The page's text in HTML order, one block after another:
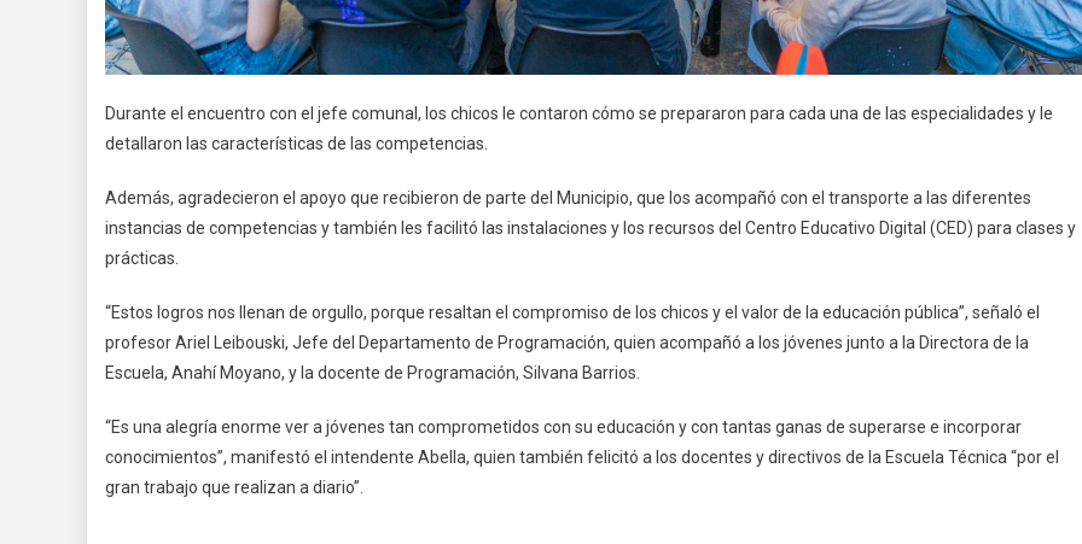
Durante el encuentro con el jefe comunal, los chicos le contaron cómo se prepararon para cada una de las especialidades y le
detallaron las características de las competencias.
Además, agradecieron el apoyo que recibieron de parte del Municipio, que los acompañó con el transporte a las diferentes
instancias de competencias y también les facilitó las instalaciones y los recursos del Centro Educativo Digital (CED) para clases y
prácticas.
“Estos logros nos llenan de orgullo, porque resaltan el compromiso de los chicos y el valor de la educación pública”, señaló el
profesor Ariel Leibouski, Jefe del Departamento de Programación, quien acompañó a los jóvenes junto a la Directora de la
Escuela, Anahí Moyano, y la docente de Programación, Silvana Barrios.
“Es una alegría enorme ver a jóvenes tan comprometidos con su educación y con tantas ganas de superarse e incorporar
conocimientos”, manifestó el intendente Abella, quien también felicitó a los docentes y directivos de la Escuela Técnica “por el
gran trabajo que realizan a diario”.